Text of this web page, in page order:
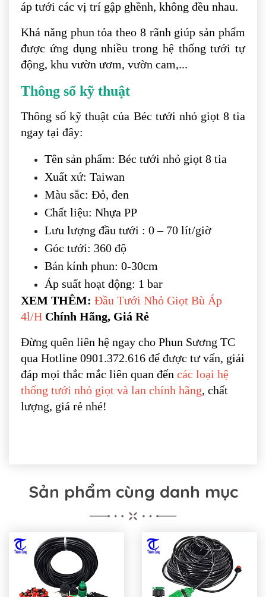
áp tưới các vị trí gập ghềnh, không đều nhau.
Khả năng phun tỏa theo 8 rãnh giúp sản phẩm
được ứng dụng nhiều trong hệ thống tưới tự
động, khu vườn ươm, vườn cam,...
Thông số kỹ thuật
Thông số kỹ thuật của Béc tưới nhỏ giọt 8 tia
ngay tại đây:
Tên sản phẩm: Béc tưới nhỏ giọt 8 tia
Xuất xứ: Taiwan
Màu sắc: Đỏ, đen
Chất liệu: Nhựa PP
Lưu lượng đầu tưới : 0 – 70 lít/giờ
Góc tưới: 360 độ
Bán kính phun: 0-30cm
Áp suất hoạt động: 1 bar
XEM THÊM: Đầu Tưới Nhỏ Giọt Bù Áp
4l/H Chính Hãng, Giá Rẻ
Đừng quên liên hệ ngay cho Phun Sương TC
qua Hotline 0901.372.616 để được tư vấn, giải
đáp mọi thắc mắc liên quan đến các loại hệ
thống tưới nhỏ giọt và lan chính hãng, chất
lượng, giá rẻ nhé!
Sản phẩm cùng danh mục